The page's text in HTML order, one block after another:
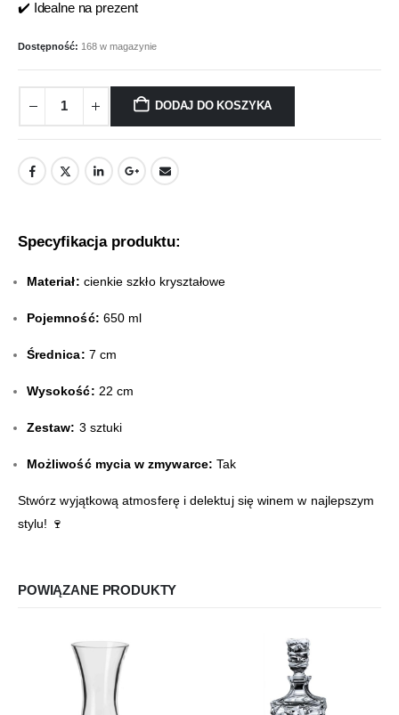
✔️ Idealne na prezent
Dostępność: 168 w magazynie
DODAJ DO KOSZYKA
Specyfikacja produktu:
Materiał: cienkie szkło kryształowe
Pojemność: 650 ml
Średnica: 7 cm
Wysokość: 22 cm
Zestaw: 3 sztuki
Możliwość mycia w zmywarce: Tak
Stwórz wyjątkową atmosferę i delektuj się winem w najlepszym
stylu! 🍷
POWIĄZANE PRODUKTY